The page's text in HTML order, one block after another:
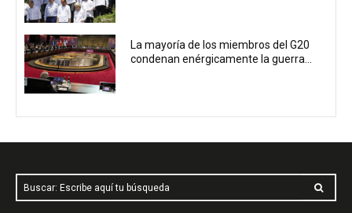
La mayoría de los miembros del G20
condenan enérgicamente la guerra...
Buscar: Escribe aquí tu búsqueda